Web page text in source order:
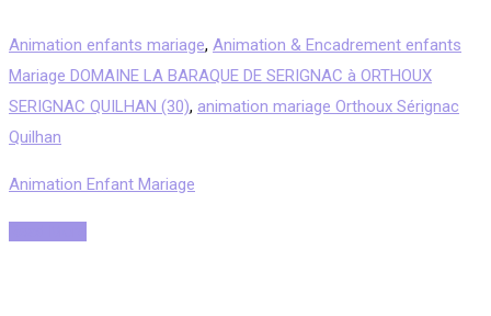
Animation enfants mariage, Animation & Encadrement enfants
Mariage DOMAINE LA BARAQUE DE SERIGNAC à ORTHOUX
SERIGNAC QUILHAN (30), animation mariage Orthoux Sérignac
Quilhan
Animation Enfant Mariage